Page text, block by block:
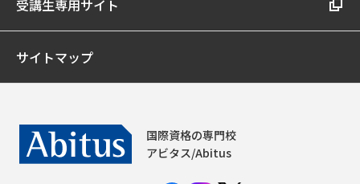
受講生専用サイト
サイトマップ
国際資格の専門校
アビタス/Abitus